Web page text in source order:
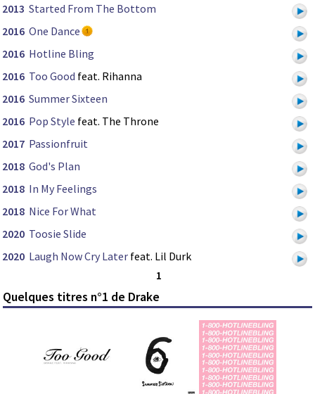
2013 Started From The Bottom
2016 One Dance
2016 Hotline Bling
2016 Too Good feat. Rihanna
2016 Summer Sixteen
2016 Pop Style feat. The Throne
2017 Passionfruit
2018 God's Plan
2018 In My Feelings
2018 Nice For What
2020 Toosie Slide
2020 Laugh Now Cry Later feat. Lil Durk
1
Quelques titres n°1 de Drake